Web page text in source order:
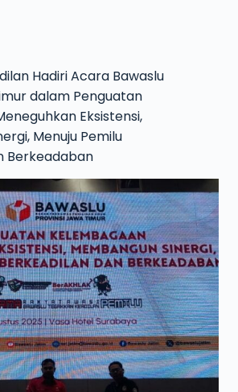
Hadiri Acara Bawaslu
dalam Penguatan
Eksistensi,
Menuju Pemilu
Berkeadaban